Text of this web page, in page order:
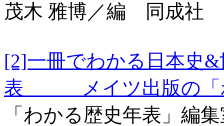
茂木 雅博／編 同成社
[2]一冊でわかる日本史
表 メイツ出版の「
「わかる歴史年表」編